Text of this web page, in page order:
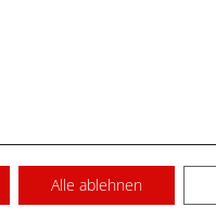
KONTAKT
Alle ablehnen